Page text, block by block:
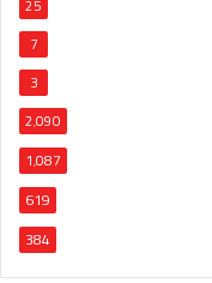
25
7
3
2٬090
1٬087
619
384